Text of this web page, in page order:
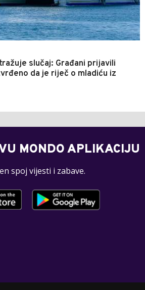
slučaj: Građani prijavili
da je riječ o mladiću iz
MONDO APLIKACIJU
spoj vijesti i zabave.